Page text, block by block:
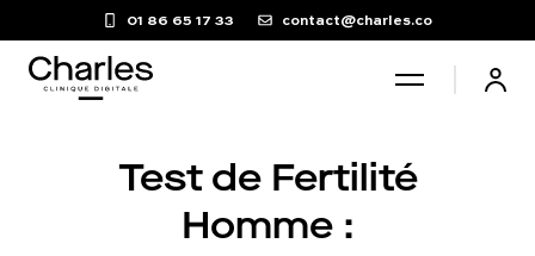
01 86 65 17 33 contact@charles.co
Santé sexuelleTest de Fertilité
Homme :